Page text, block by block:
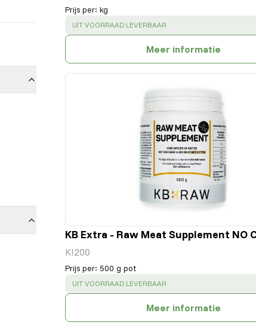
Prijs per: kg
SUCCESS:
UIT VOORRAAD LEVERBAAR
Meer informatie
KB Extra - Raw Meat Supplement NO
KI200
Prijs per: 500 g pot
SUCCESS:
UIT VOORRAAD LEVERBAAR
Meer informatie